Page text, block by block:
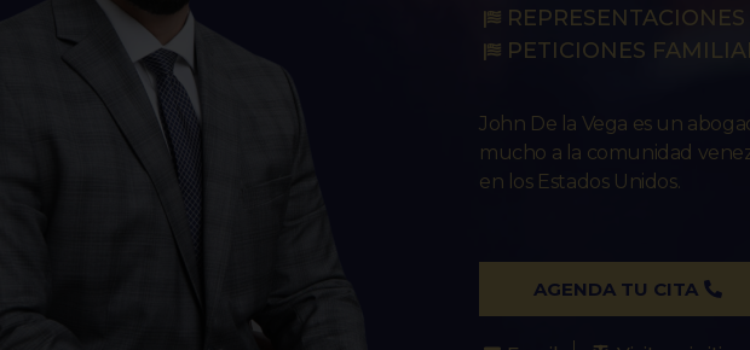
PETICIONES
John De la Vega es un
mucho a la comunidad
en los Estados Unidos.
AGENDA TU CITA